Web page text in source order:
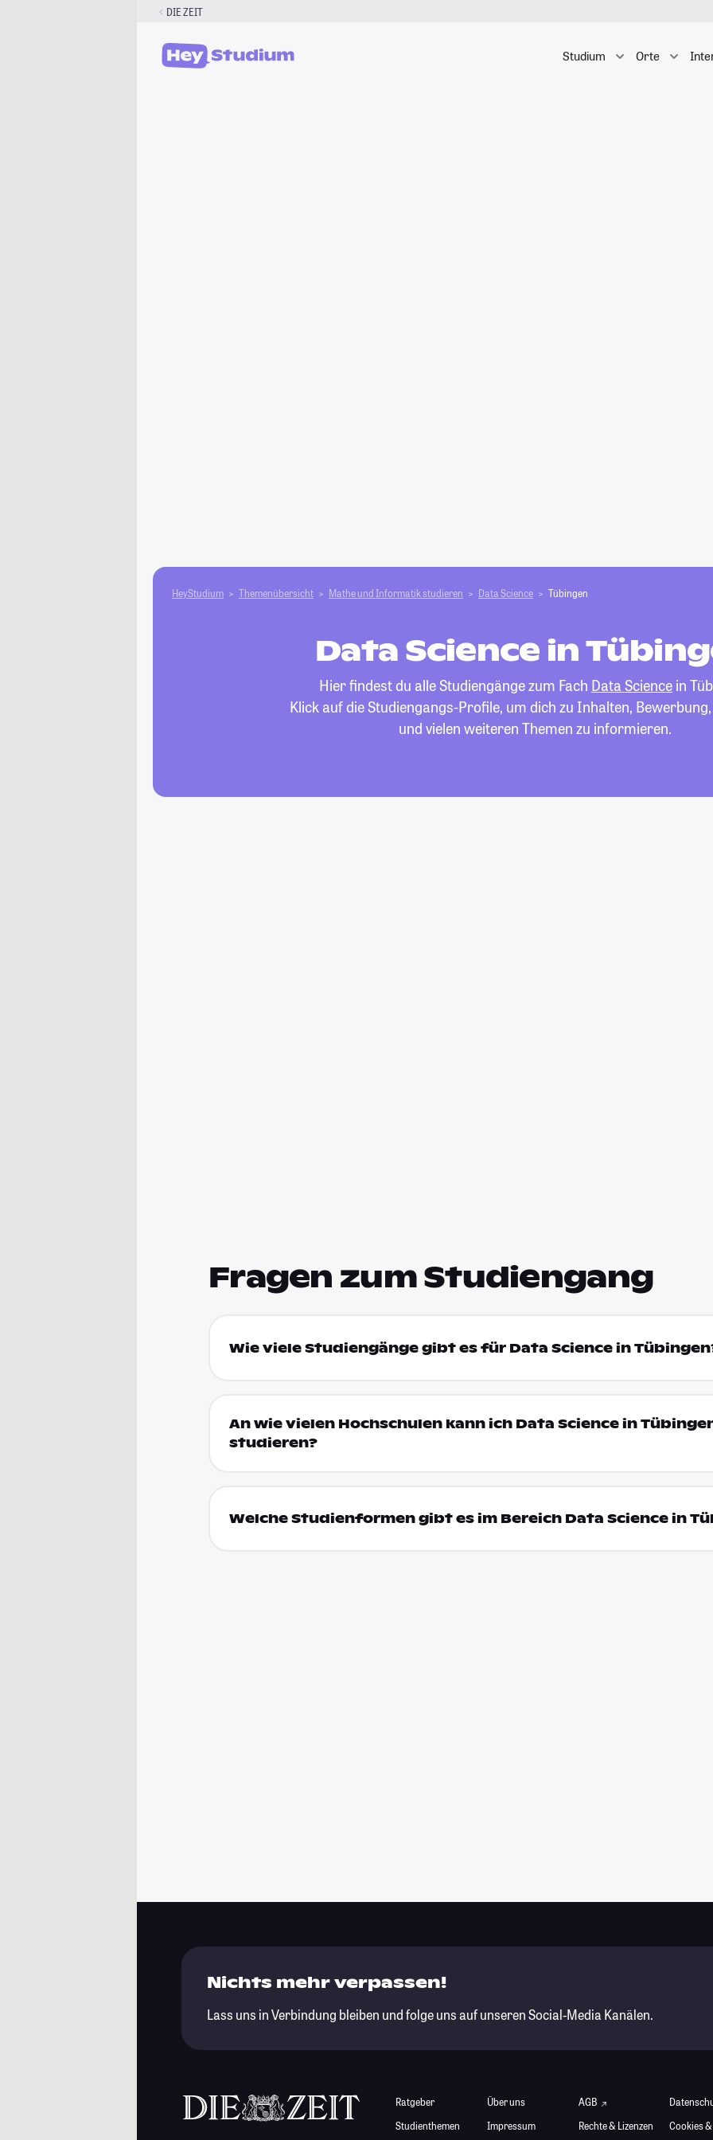
DIE ZEIT
Studium Orte
HeyStudium Themenübersicht Mathe und Informatik studieren Data Science Tübingen
Data Science in
Hier findest du alle Studiengänge zum Fach Data Science in
Klick auf die Studiengangs-Profile, um dich zu Inhalten,
und vielen weiteren Themen zu informieren.
Fragen zum Studiengang
Wie viele Studiengänge gibt es für Data Science in
An wie vielen Hochschulen kann ich Data Science in
studieren?
Welche Studienformen gibt es im Bereich Data Science in
Nichts mehr verpassen!
Lass uns in Verbindung bleiben und folge uns auf unseren Social-Media Kanälen.
Ratgeber
Studienthemen
Über uns
Impressum
AGB
Rechte & Lizenzen
Cookies